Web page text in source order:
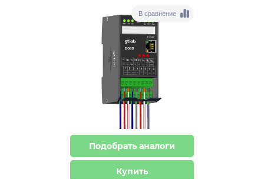
В сравнение
Подобрать аналоги
Купить